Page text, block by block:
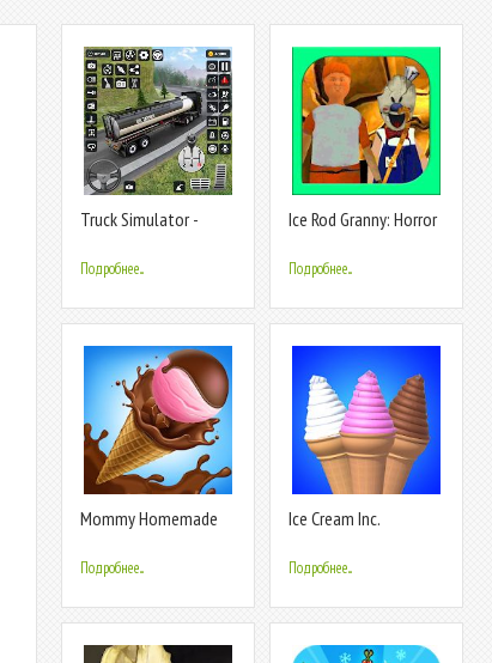
Truck Simulator -
Подробнее...
Ice Rod Granny: Horror
Подробнее...
Mommy Homemade
Подробнее...
Ice Cream Inc.
Подробнее...